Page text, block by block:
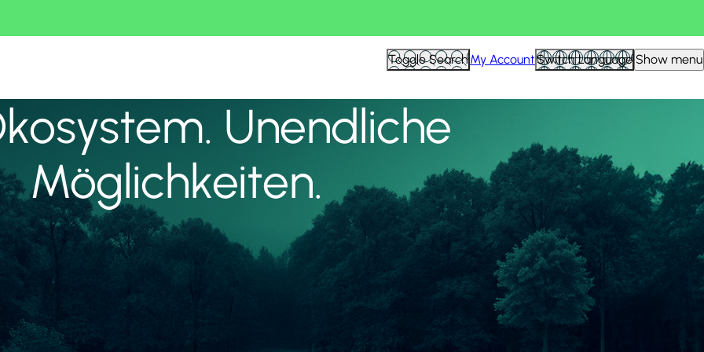
Toggle SearchMy AccountSwitch Language Show menu
Unendliche
Möglichkeiten.
Alle anzeigen